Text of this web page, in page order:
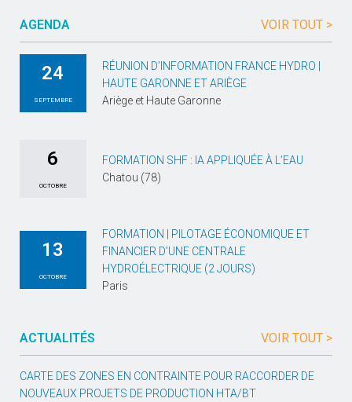
AGENDA VOIR TOUT >
24
SEPTEMBRE
RÉUNION D’INFORMATION FRANCE HYDRO |
HAUTE GARONNE ET ARIÈGE
Ariège et Haute Garonne
6
OCTOBRE
FORMATION SHF : IA APPLIQUÉE À L’EAU
Chatou (78)
13
OCTOBRE
FORMATION | PILOTAGE ÉCONOMIQUE ET
FINANCIER D’UNE CENTRALE
HYDROÉLECTRIQUE (2 JOURS)
Paris
ACTUALITÉS VOIR TOUT >
CARTE DES ZONES EN CONTRAINTE POUR RACCORDER DE
NOUVEAUX PROJETS DE PRODUCTION HTA/BT